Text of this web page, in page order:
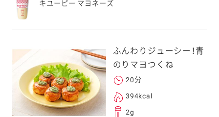
キユーピー マヨネーズ
ふんわりジューシー！青
のりマヨつくね
20分
394kcal
2g